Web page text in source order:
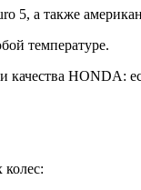
5, а также
температуре.